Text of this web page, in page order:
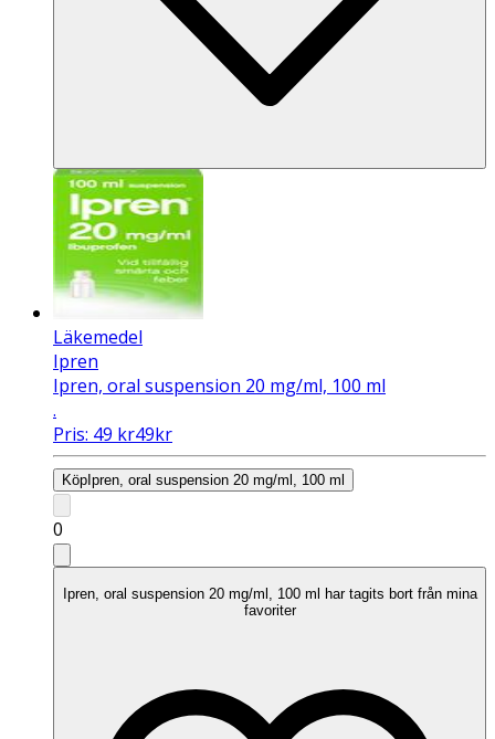
Läkemedel
Ipren
Ipren, oral suspension 20 mg/ml, 100 ml
.
Pris: 49 kr49kr
Köp Ipren, oral suspension 20 mg/ml, 100 ml
0
Ipren, oral suspension 20 mg/ml, 100 ml har tagits bort från mina
favoriter